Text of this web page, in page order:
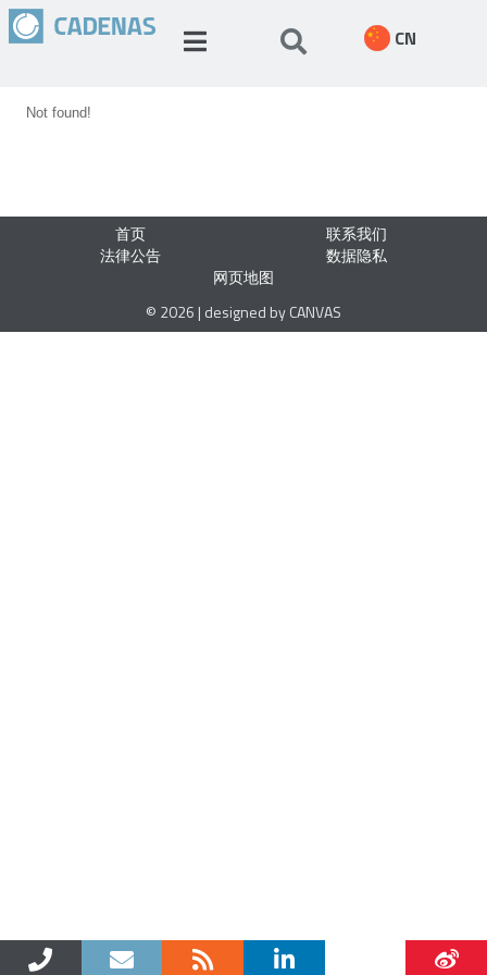
CN
Not found!
首页
联系我们
法律公告
数据隐私
网页地图
© 2026 | designed by CANVAS